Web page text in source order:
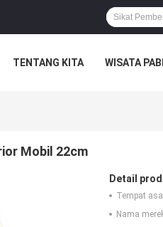
TENTANG KITA WISATA
Mobil 22cm
Detail
Tempat
Nama